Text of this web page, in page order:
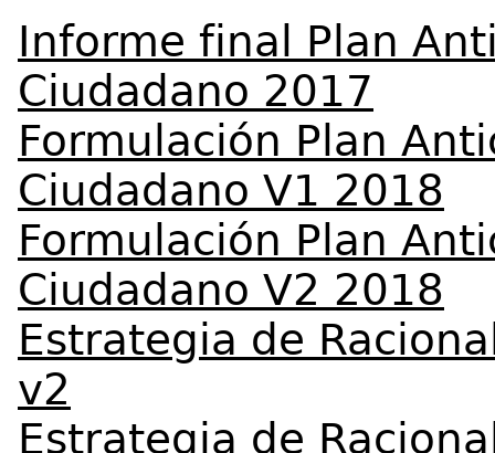
Informe final Plan
Ciudadano 2017
Formulación Plan
Ciudadano V1 2018
Formulación Plan
Ciudadano V2 2018
Estrategia de
v2
Estrategia de